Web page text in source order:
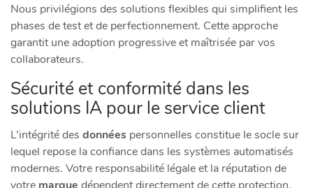
Nous privilégions des solutions flexibles qui simplifient les
phases de test et de perfectionnement. Cette approche
garantit une adoption progressive et maîtrisée par vos
collaborateurs.
Sécurité et conformité dans les
solutions IA pour le service client
L’intégrité des données personnelles constitue le socle sur
lequel repose la confiance dans les systèmes automatisés
modernes. Votre responsabilité légale et la réputation de